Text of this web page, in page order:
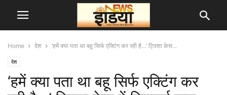
Home देश ‘हमें क्या पता था बहू सिर्फ एक्टिंग कर रही है…’ ट्विशा केस...
देश
‘हमें क्या पता था बहू सिर्फ एक्टिंग कर